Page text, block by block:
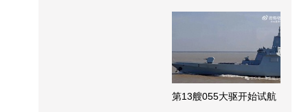
第13艘055大驱开始试航